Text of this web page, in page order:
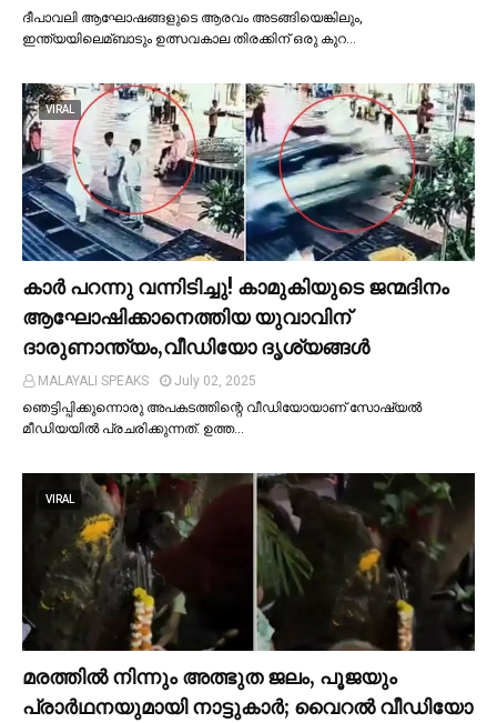
ദീപാവലി ആഘോഷങ്ങളുടെ ആരവം അടങ്ങിയെങ്കിലും,
ഇന്ത്യയിലെമ്ബാടും ഉത്സവകാല തിരക്കിന് ഒരു കുറ…
VIRAL
കാര്‍ പറന്നു വന്നിടിച്ചു! കാമുകിയുടെ ജന്മദിനം
ആഘോഷിക്കാനെത്തിയ യുവാവിന്
ദാരുണാന്ത്യം,വീഡിയോ ദൃശ്യങ്ങൾ
MALAYALI SPEAKS
July 02, 2025
ഞെട്ടിപ്പിക്കുന്നൊരു അപകടത്തിന്റെ വീഡിയോയാണ് സോഷ്യല്‍
മീഡിയയില്‍ പ്രചരിക്കുന്നത്. ഉത്ത…
VIRAL
മരത്തില്‍ നിന്നും അത്ഭുത ജലം, പൂജയും
പ്രാര്‍ഥനയുമായി നാട്ടുകാര്‍; വൈറൽ വീഡിയോ